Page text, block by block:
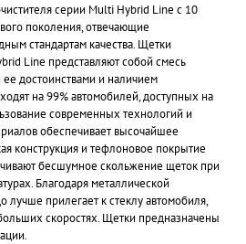
серии Multi Hybrid Line с 10
поколения, отвечающие
стандартам качества. Щетки
Line представляют собой смесь
достоинствами и наличием
на 99% автомобилей, доступных на
современных технологий и
обеспечивает высочайшее
конструкция и тефлоновое покрытие
бесшумное скольжение щеток при
Благодаря металлической
лучше прилегает к стеклу автомобиля,
скоростях. Щетки предназначены